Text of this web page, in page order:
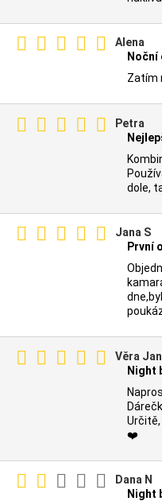
Alena
Zatím
Petra
dole,
Jana S
První
Věra
Night
Určitě,
❤️
Dana N
Night